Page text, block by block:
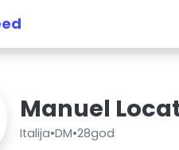
Manuel
Italija•DM•28god